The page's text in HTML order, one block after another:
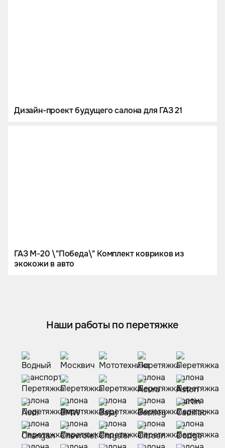
Дизайн-проект будущего салона для ГАЗ 21
ГАЗ М-20 \"Победа\" Комплект ковриков из
экокожи в авто
Наши работы по перетяжке